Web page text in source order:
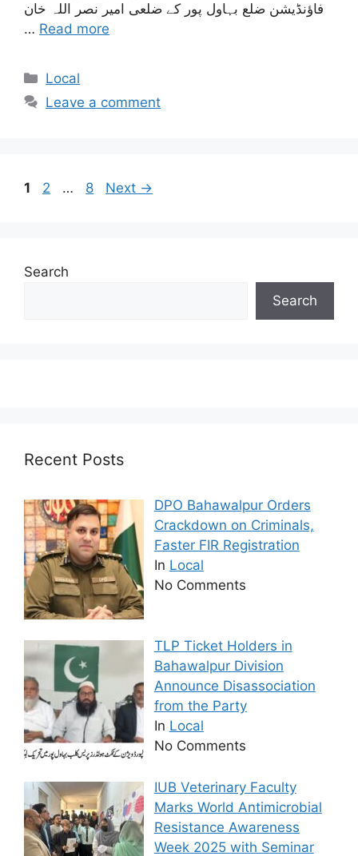
فاؤنڈیشن ضلع بہاول پور کے ضلعی امیر نصر اللہ خان
… Read more
Categories
Local
Leave a comment
Page
1 Page
2 … Page
8 Next →
Search
Search
Recent Posts
DPO Bahawalpur Orders
Crackdown on Criminals,
Faster FIR Registration
In Local
No Comments
TLP Ticket Holders in
Bahawalpur Division
Announce Disassociation
from the Party
In Local
No Comments
IUB Veterinary Faculty
Marks World Antimicrobial
Resistance Awareness
Week 2025 with Seminar